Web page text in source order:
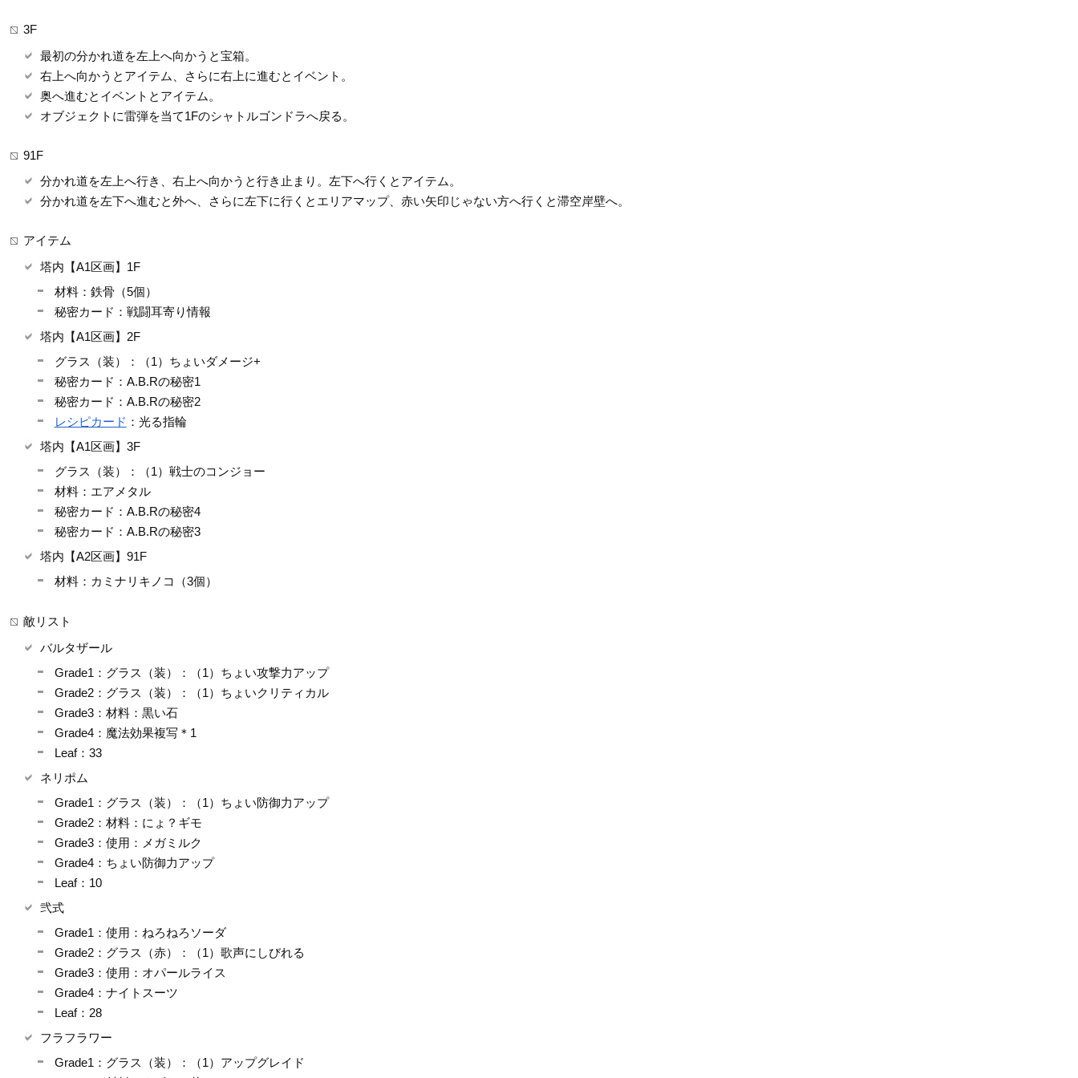
3F
最初の分かれ道を左上へ向かうと宝箱。
右上へ向かうとアイテム、さらに右上に進むとイベント。
奥へ進むとイベントとアイテム。
オブジェクトに雷弾を当て1Fのシャトルゴンドラへ戻る。
91F
分かれ道を左上へ行き、右上へ向かうと行き止まり。左下へ行くとアイテム。
分かれ道を左下へ進むと外へ、さらに左下に行くとエリアマップ、赤い矢印じゃない方へ行くと滞空岸壁へ。
アイテム
塔内【A1区画】1F
材料：鉄骨（5個）
秘密カード：戦闘耳寄り情報
塔内【A1区画】2F
グラス（装）：（1）ちょいダメージ+
秘密カード：A.B.Rの秘密1
秘密カード：A.B.Rの秘密2
レシピカード ：光る指輪
塔内【A1区画】3F
グラス（装）：（1）戦士のコンジョー
材料：エアメタル
秘密カード：A.B.Rの秘密4
秘密カード：A.B.Rの秘密3
塔内【A2区画】91F
材料：カミナリキノコ（3個）
敵リスト
バルタザール
Grade1：グラス（装）：（1）ちょい攻撃力アップ
Grade2：グラス（装）：（1）ちょいクリティカル
Grade3：材料：黒い石
Grade4：魔法効果複写＊1
Leaf：33
ネリポム
Grade1：グラス（装）：（1）ちょい防御力アップ
Grade2：材料：にょ？ギモ
Grade3：使用：メガミルク
Grade4：ちょい防御力アップ
Leaf：10
弐式
Grade1：使用：ねろねろソーダ
Grade2：グラス（赤）：（1）歌声にしびれる
Grade3：使用：オパールライス
Grade4：ナイトスーツ
Leaf：28
フラフラワー
Grade1：グラス（装）：（1）アップグレイド